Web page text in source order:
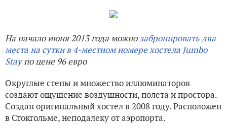
На начало июня 2013 года можнозабронировать два
места на сутки в 4-местном номере хостела Jumbo
Stayпо цене 96 евро
Округлые стены и множество иллюминаторов
создают ощущение воздушности, полета и простора.
Создан оригинальный хостел в 2008 году. Расположен
в Стокгольме, неподалеку от аэропорта.